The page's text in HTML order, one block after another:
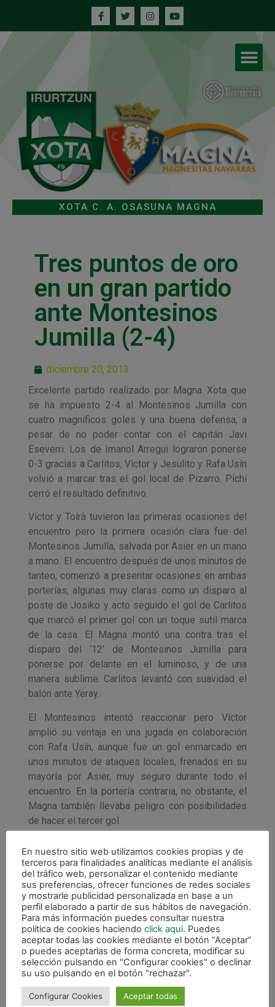
XOTA C. A. OSASUNA MAGNA
Tres puntos de oro
en un gran partido
ante Montesinos
Jumilla (2-4)
diciembre 20, 2013
Excelente partido realizado por Magna Xota que
se ha impuesto 2-4 al Montesinos Jumilla con
cuatro magníficos goles y una buena defensa, a
pesar de no poder contar con el capitán Javi
Eseverri. Los de Imanol Arregui lograron ponerse
0-3 gracias a Carlitos, Víctor y Jesulito y Rafa Usín
volvió a marcar tras el gol local de Pizarro. Pichí
cerró el resultado definitivo.
Víctor y Tolrà tuvieron las primeras ocasiones del
encuentro pero la primera ocasión clara fue del
Montesinos Jumilla, salvada por Asier en un mano
a mano. El encuentro después de unos minutos de
tanteo, comenzó a presentar ocasiones en ambas
porterías, algunas muy claras como un disparo al
poste de Josiko y acto seguido el gol de Carlitos
que marcó el primer gol con un toque sutil marca
de la casa. El Magna montó una contra tras el
disparo del ‘12’ de Montesinos Jumilla para
ponerse por delante en el luminoso, y de una
manera sublime. Carlitos levantó con suavidad el
balón ante Yeray.
El Montesinos intentó reaccionar pero Víctor
amplió su ventaja en una jugada en colaboración
con Rafa Usín, aunque fue un gol enmarcado en
unos minutos de ataques locales, frenados en su
mayoría por Asier, muy seguro durante todo el
encuentro. En la portería contraria, no obstante, el
Magna también llevaba peligro con posibilidades
de hacer el tercer gol.
Jesulito, que recortó a su marcador y consiguió el
0-3 con la pierna derecha, aunque el gol no evitó
que el Montesinos volviera a proponer un partido
de ida y vuelta. Las ocasiones hicieron que Gea
sacara a su portero-jugador a falta de nueve
minutos y encontraron el premio rápido con un gol
de Pizarro.
Asier mantuvo a su equipo con ventaja a pesar de
las acometidas locales y permitió así que Rafa
Usín aumentara la ventaja al marcar desde su
En nuestro sitio web utilizamos cookies propias y de
terceros para finalidades analíticas mediante el análisis
del tráfico web, personalizar el contenido mediante
sus preferencias, ofrecer funciones de redes sociales
y mostrarle publicidad personalizada en base a un
perfil elaborado a partir de sus hábitos de navegación.
Para más información puedes consultar nuestra
política de cookies haciendo click aqui. Puedes
aceptar todas las cookies mediante el botón “Aceptar”
o puedes aceptarlas de forma concreta, modificar su
selección pulsando en "Configurar cookies" o declinar
su uso pulsando en el botón "rechazar".
Configurar Cookies Aceptar todas